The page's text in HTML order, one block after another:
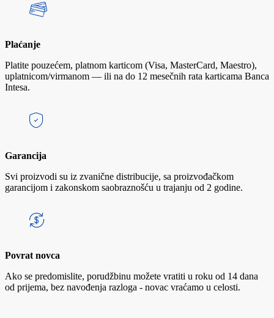
Plaćanje
Platite pouzećem, platnom karticom (Visa, MasterCard, Maestro),
uplatnicom/virmanom — ili na do 12 mesečnih rata karticama Banca
Intesa.
Garancija
Svi proizvodi su iz zvanične distribucije, sa proizvođačkom
garancijom i zakonskom saobraznošću u trajanju od 2 godine.
Povrat novca
Ako se predomislite, porudžbinu možete vratiti u roku od 14 dana
od prijema, bez navođenja razloga - novac vraćamo u celosti.